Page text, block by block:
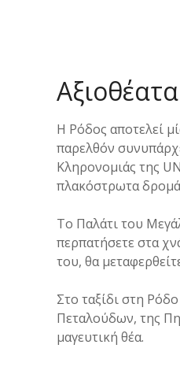
Η Ρόδος αποτελεί
παρελθόν
Κληρονομιάς της
πλακόστρωτα
Το Παλάτι του
περπατήσετε στα
του, θα
Στο ταξίδι στη
Πεταλούδων, της
μαγευτική θέα.